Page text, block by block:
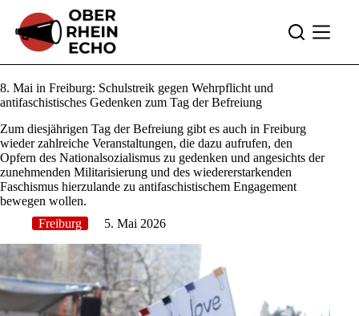
Inhalt
springen
8. Mai in Freiburg: Schulstreik gegen Wehrpflicht und
antifaschistisches Gedenken zum Tag der Befreiung
Zum diesjährigen Tag der Befreiung gibt es auch in Freiburg
wieder zahlreiche Veranstaltungen, die dazu aufrufen, den
Opfern des Nationalsozialismus zu gedenken und angesichts der
zunehmenden Militarisierung und des wiedererstarkenden
Faschismus hierzulande zu antifaschistischem Engagement
bewegen wollen.
Freiburg
5. Mai 2026